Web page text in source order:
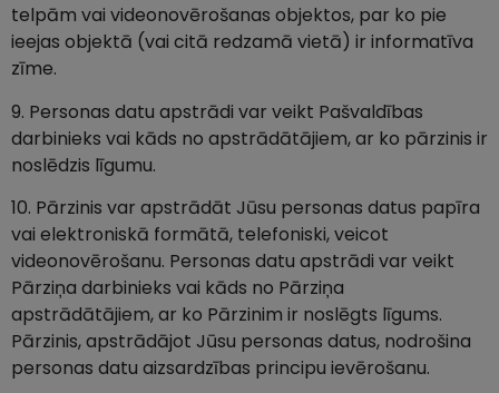
telpām vai videonovērošanas objektos, par ko pie
ieejas objektā (vai citā redzamā vietā) ir informatīva
zīme.
9. Personas datu apstrādi var veikt Pašvaldības
darbinieks vai kāds no apstrādātājiem, ar ko pārzinis ir
noslēdzis līgumu.
10. Pārzinis var apstrādāt Jūsu personas datus papīra
vai elektroniskā formātā, telefoniski, veicot
videonovērošanu. Personas datu apstrādi var veikt
Pārziņa darbinieks vai kāds no Pārziņa
apstrādātājiem, ar ko Pārzinim ir noslēgts līgums.
Pārzinis, apstrādājot Jūsu personas datus, nodrošina
personas datu aizsardzības principu ievērošanu.